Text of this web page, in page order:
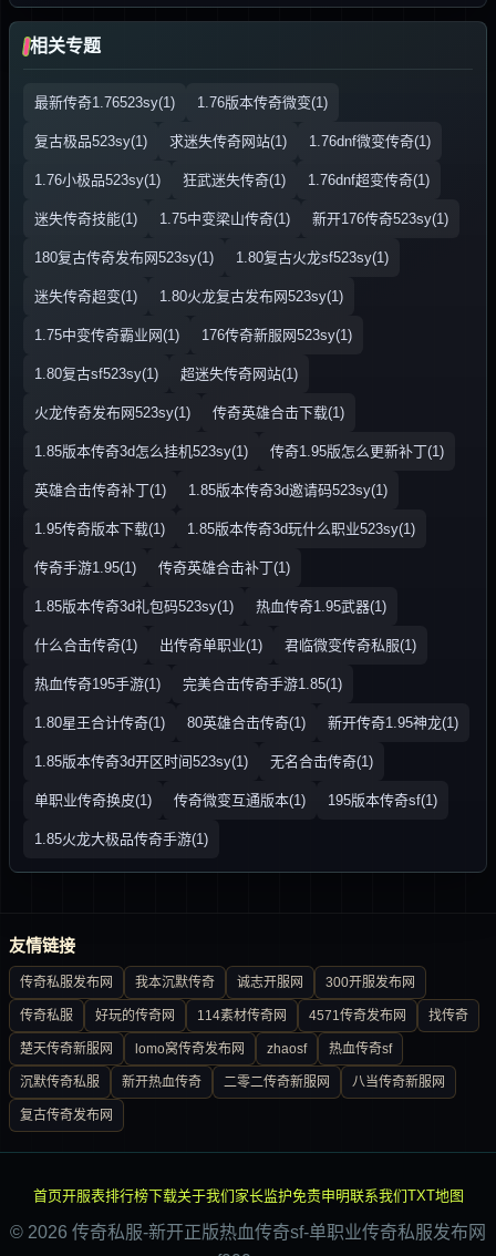
相关专题
最新传奇1.76523sy(1) 1.76版本传奇微变(1)
复古极品523sy(1) 求迷失传奇网站(1) 1.76dnf微变传奇(1)
1.76小极品523sy(1) 狂武迷失传奇(1) 1.76dnf超变传奇(1)
迷失传奇技能(1) 1.75中变梁山传奇(1) 新开176传奇523sy(1)
180复古传奇发布网523sy(1) 1.80复古火龙sf523sy(1)
迷失传奇超变(1) 1.80火龙复古发布网523sy(1)
1.75中变传奇霸业网(1) 176传奇新服网523sy(1)
1.80复古sf523sy(1) 超迷失传奇网站(1)
火龙传奇发布网523sy(1) 传奇英雄合击下载(1)
1.85版本传奇3d怎么挂机523sy(1) 传奇1.95版怎么更新补丁(1)
英雄合击传奇补丁(1) 1.85版本传奇3d邀请码523sy(1)
1.95传奇版本下载(1) 1.85版本传奇3d玩什么职业523sy(1)
传奇手游1.95(1) 传奇英雄合击补丁(1)
1.85版本传奇3d礼包码523sy(1) 热血传奇1.95武器(1)
什么合击传奇(1) 出传奇单职业(1) 君临微变传奇私服(1)
热血传奇195手游(1) 完美合击传奇手游1.85(1)
1.80星王合计传奇(1) 80英雄合击传奇(1) 新开传奇1.95神龙(1)
1.85版本传奇3d开区时间523sy(1) 无名合击传奇(1)
单职业传奇换皮(1) 传奇微变互通版本(1) 195版本传奇sf(1)
1.85火龙大极品传奇手游(1)
友情链接
传奇私服发布网 我本沉默传奇 诚志开服网 300开服发布网
传奇私服 好玩的传奇网 114素材传奇网 4571传奇发布网 找传奇
楚天传奇新服网 lomo窝传奇发布网 zhaosf 热血传奇sf
沉默传奇私服 新开热血传奇 二零二传奇新服网 八当传奇新服网
复古传奇发布网
首页开服表排行榜下载关于我们 家长监护免责申明联系我们TXT地图
© 2026 传奇私服-新开正版热血传奇sf-单职业传奇私服发布网